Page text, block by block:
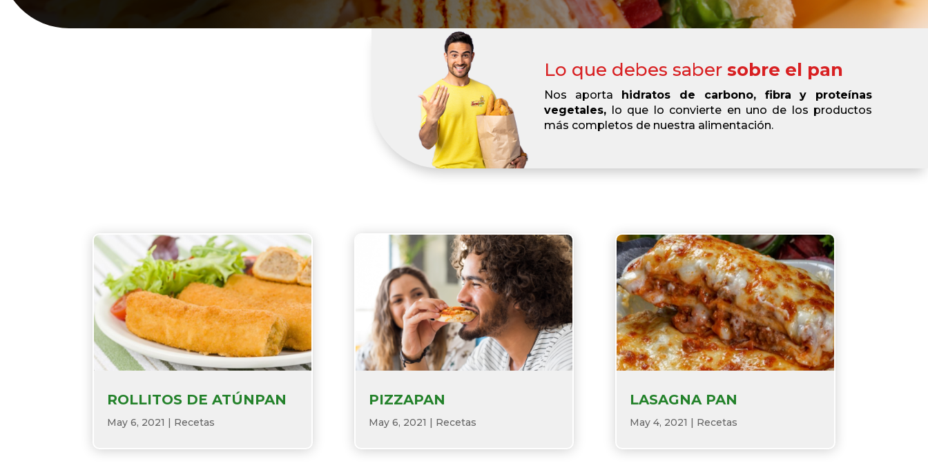
Lo que debes sabersobre el pan
Nos aporta hidratos de carbono, fibra y proteínas
vegetales, lo que lo convierte en uno de los productos
más completos de nuestra alimentación.
ROLLITOS DE ATÚNPAN
May 6, 2021 | Recetas
PIZZAPAN
May 6, 2021 | Recetas
LASAGNA PAN
May 4, 2021 | Recetas